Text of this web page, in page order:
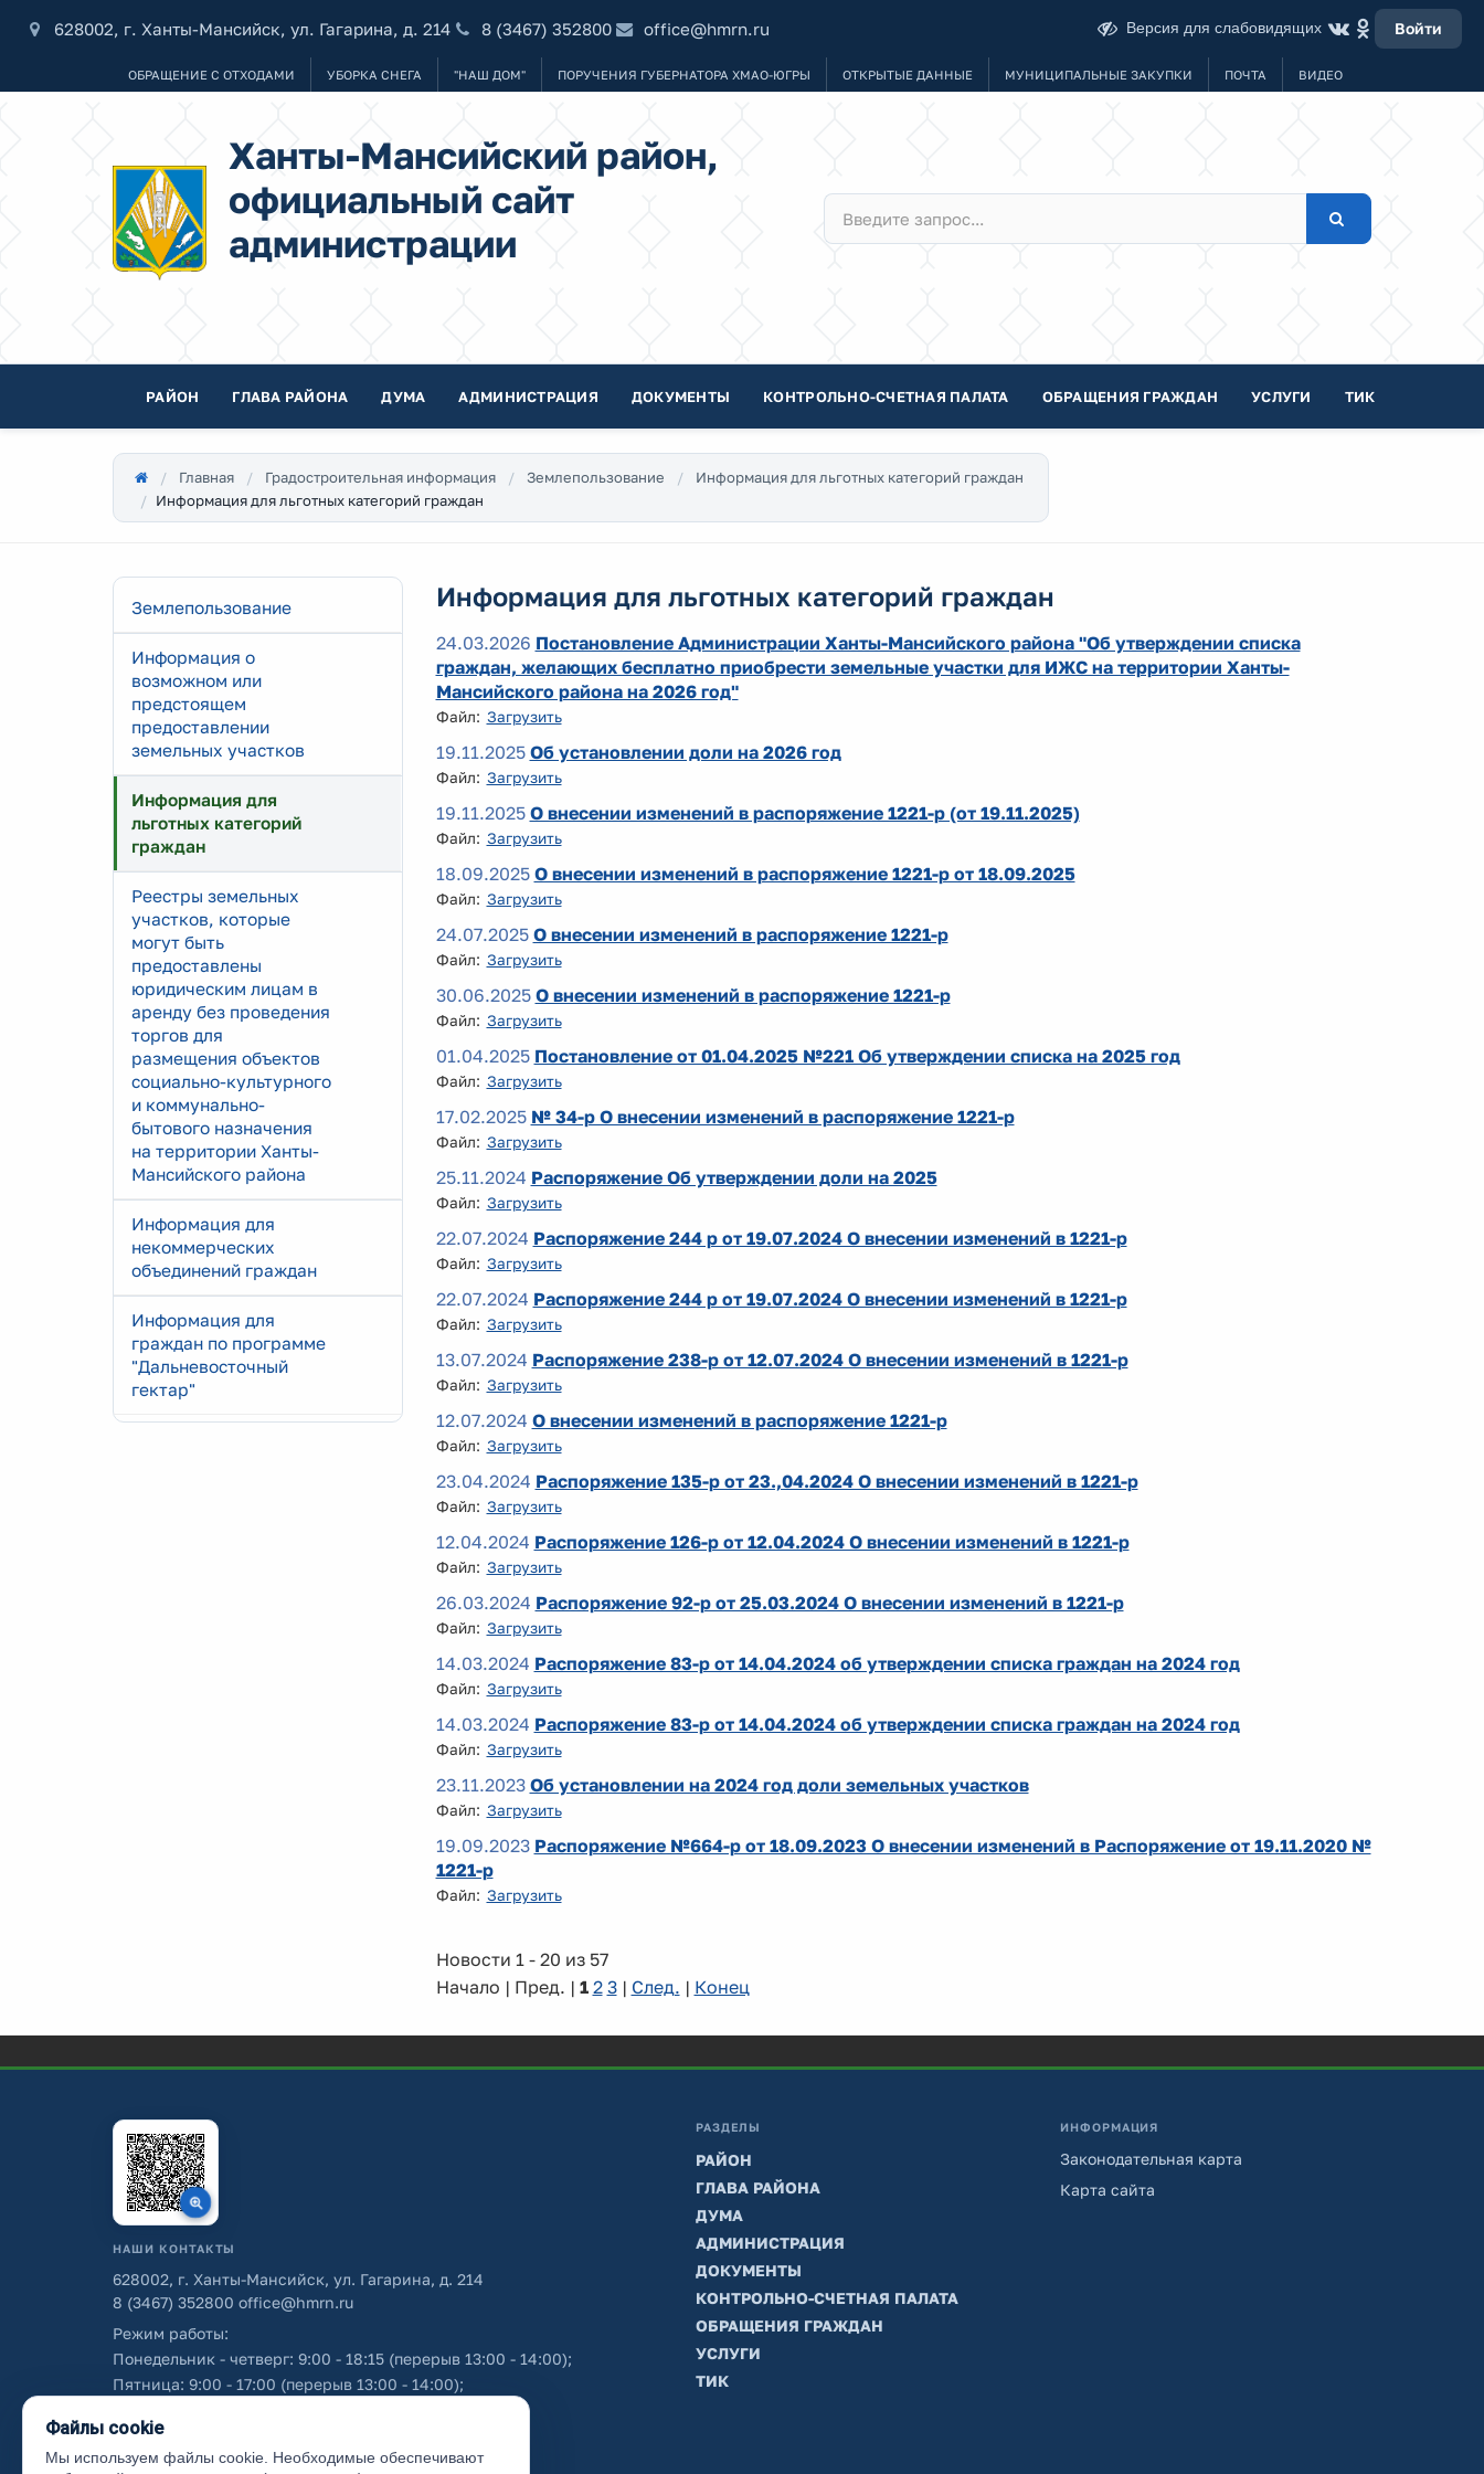
628002, г. Ханты-Мансийск, ул. Гагарина, д. 214 8 (3467) 352800 office@hmrn.ru Версия для слабовидящих Войти
ОБРАЩЕНИЕ С ОТХОДАМИ УБОРКА СНЕГА "НАШ ДОМ" ПОРУЧЕНИЯ ГУБЕРНАТОРА ХМАО-ЮГРЫ ОТКРЫТЫЕ ДАННЫЕ МУНИЦИПАЛЬНЫЕ ЗАКУПКИ ПОЧТА ВИДЕО
Ханты-Мансийский район,
официальный сайт
администрации
РАЙОН ГЛАВА РАЙОНА ДУМА АДМИНИСТРАЦИЯ ДОКУМЕНТЫ КОНТРОЛЬНО-СЧЕТНАЯ ПАЛАТА ОБРАЩЕНИЯ ГРАЖДАН УСЛУГИ ТИК
Главная Градостроительная информация Землепользование
Информация для льготных категорий граждан
Информация для льготных категорий граждан
Землепользование
Информация о
возможном или
предстоящем
предоставлении
земельных участков
Информация для
льготных категорий
граждан
Реестры земельных
участков, которые
могут быть
предоставлены
юридическим лицам в
аренду без проведения
торгов для
размещения объектов
социально-культурного
и коммунально-
бытового назначения
на территории Ханты-
Мансийского района
Информация для
некоммерческих
объединений граждан
Информация для
граждан по программе
"Дальневосточный
гектар"
Информация для льготных категорий граждан
24.03.2026 Постановление Администрации Ханты-Мансийского района "Об утверждении списка
граждан, желающих бесплатно приобрести земельные участки для ИЖС на территории Ханты-
Мансийского района на 2026 год"
Файл: Загрузить
19.11.2025 Об установлении доли на 2026 год
Файл: Загрузить
19.11.2025 О внесении изменений в распоряжение 1221-р (от 19.11.2025)
Файл: Загрузить
18.09.2025 О внесении изменений в распоряжение 1221-р от 18.09.2025
Файл: Загрузить
24.07.2025 О внесении изменений в распоряжение 1221-р
Файл: Загрузить
30.06.2025 О внесении изменений в распоряжение 1221-р
Файл: Загрузить
01.04.2025 Постановление от 01.04.2025 №221 Об утверждении списка на 2025 год
Файл: Загрузить
17.02.2025 № 34-р О внесении изменений в распоряжение 1221-р
Файл: Загрузить
25.11.2024 Распоряжение Об утверждении доли на 2025
Файл: Загрузить
22.07.2024 Распоряжение 244 р от 19.07.2024 О внесении изменений в 1221-р
Файл: Загрузить
22.07.2024 Распоряжение 244 р от 19.07.2024 О внесении изменений в 1221-р
Файл: Загрузить
13.07.2024 Распоряжение 238-р от 12.07.2024 О внесении изменений в 1221-р
Файл: Загрузить
12.07.2024 О внесении изменений в распоряжение 1221-р
Файл: Загрузить
23.04.2024 Распоряжение 135-р от 23.,04.2024 О внесении изменений в 1221-р
Файл: Загрузить
12.04.2024 Распоряжение 126-р от 12.04.2024 О внесении изменений в 1221-р
Файл: Загрузить
26.03.2024 Распоряжение 92-р от 25.03.2024 О внесении изменений в 1221-р
Файл: Загрузить
14.03.2024 Распоряжение 83-р от 14.04.2024 об утверждении списка граждан на 2024 год
Файл: Загрузить
14.03.2024 Распоряжение 83-р от 14.04.2024 об утверждении списка граждан на 2024 год
Файл: Загрузить
23.11.2023 Об установлении на 2024 год доли земельных участков
Файл: Загрузить
19.09.2023 Распоряжение №664-р от 18.09.2023 О внесении изменений в Распоряжение от 19.11.2020 №
1221-р
Файл: Загрузить
Новости 1 - 20 из 57
Начало | Пред. | 1 2 3| След. | Конец
НАШИ КОНТАКТЫ
628002, г. Ханты-Мансийск, ул. Гагарина, д. 214
8 (3467) 352800 office@hmrn.ru
Режим работы:
Понедельник - четверг: 9:00 - 18:15 (перерыв 13:00 - 14:00);
Пятница: 9:00 - 17:00 (перерыв 13:00 - 14:00);
Об использовании персональных данных
РАЗДЕЛЫ
РАЙОН
ГЛАВА РАЙОНА
ДУМА
АДМИНИСТРАЦИЯ
ДОКУМЕНТЫ
КОНТРОЛЬНО-СЧЕТНАЯ ПАЛАТА
ОБРАЩЕНИЯ ГРАЖДАН
УСЛУГИ
ТИК
ИНФОРМАЦИЯ
Законодательная карта
Карта сайта
Файлы cookie
Мы используем файлы cookie. Необходимые обеспечивают